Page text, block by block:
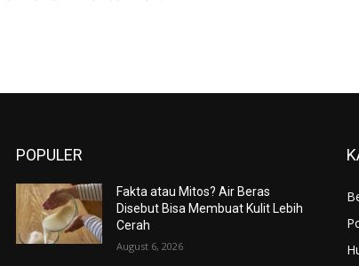
POPULER
Fakta atau Mitos? Air Beras
Disebut Bisa Membuat Kulit Lebih
Cerah
August 6, 2026